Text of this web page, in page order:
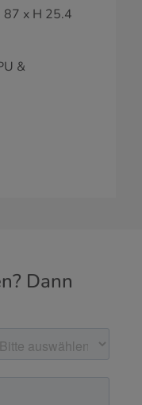
87 x H 25.4
&
Dann